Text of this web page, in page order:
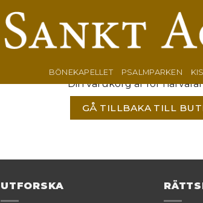
BÖNEKAPELLET PSALMPARKEN
Din varukorg är för
GÅ TILLBAKA TILL
UTFORSKA